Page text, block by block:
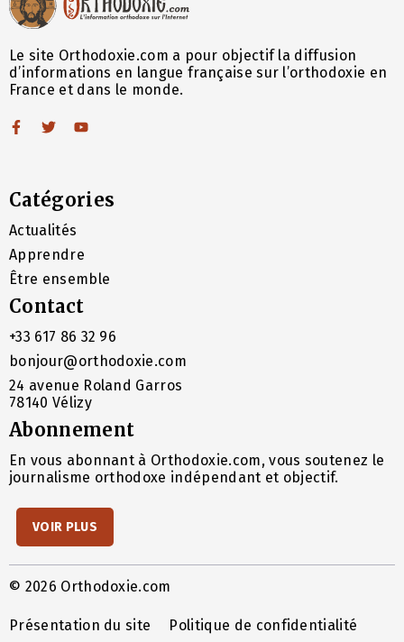
Le site Orthodoxie.com a pour objectif la diffusion
d’informations en langue française sur l’orthodoxie en
France et dans le monde.
Catégories
Actualités
Apprendre
Être ensemble
Contact
+33 617 86 32 96
bonjour@orthodoxie.com
24 avenue Roland Garros
78140 Vélizy
Abonnement
En vous abonnant à Orthodoxie.com, vous soutenez le
journalisme orthodoxe indépendant et objectif.
VOIR PLUS
© 2026 Orthodoxie.com
Présentation du site Politique de confidentialité